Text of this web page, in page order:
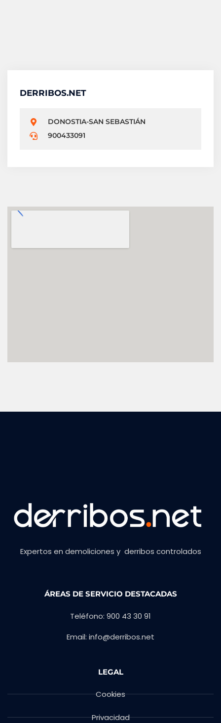
DERRIBOS.NET
DONOSTIA-SAN SEBASTIÁN
900433091
Expertos en demoliciones y derribos controlados
ÁREAS DE SERVICIO DESTACADAS
Teléfono: 900 43 30 91
Email: info@derribos.net
LEGAL
Cookies
Privacidad